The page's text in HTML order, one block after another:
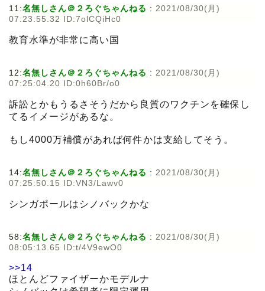
11:名無しさん＠２ろぐちゃんねる : 2021/08/30(月)
07:23:55.32 ID:7olCQiHc0
教育水準が非常に高い国
12:名無しさん＠２ろぐちゃんねる : 2021/08/30(月)
07:25:04.20 ID:0h60Br/o0
訴訟とかもうるさそうだから良質のワクチンを確保し
てるイメージがあるな。
もし4000万補償があれば何件かは支給してそう。
14:名無しさん＠２ろぐちゃんねる : 2021/08/30(月)
07:25:50.15 ID:VN3/Lawv0
シンガポールはシノバックかな
58:名無しさん＠２ろぐちゃんねる : 2021/08/30(月)
08:05:13.65 ID:t/4V9ewO0
>>14
ほとんどファイザーかモデルナ